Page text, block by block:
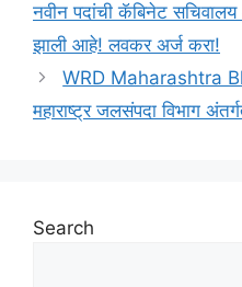
नवीन पदांची कॅबिनेट
झाली आहे! लवकर अर्ज करा!
WRD Maharashtra
महाराष्ट्र जलसंपदा विभाग
Search